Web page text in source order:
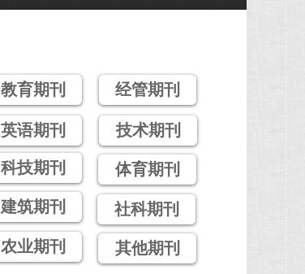
教育期刊
英语期刊
科技期刊
建筑期刊
农业期刊
经管期刊
技术期刊
体育期刊
社科期刊
其他期刊